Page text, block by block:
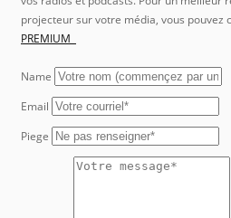
projecteur sur votre média, vous pouvez
PREMIUM
Name
Email
Piege